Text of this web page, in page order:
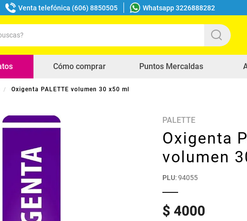
Venta telefónica (606) 8850505 Whatsapp 3226888282
Cómo comprar Puntos Mercaldas
Oxigenta PALETTE volumen 30 x50 ml
PALETTE
Oxigenta
volumen
PLU:94055
$4000
buscados